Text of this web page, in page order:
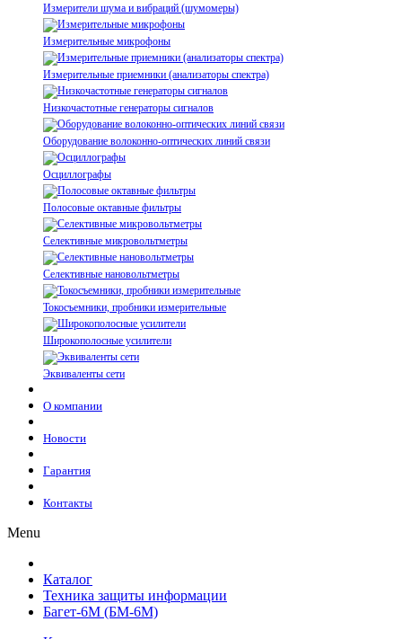
Измерители шума и вибраций (шумомеры)
Измерительные микрофоны
Измерительные приемники (анализаторы спектра)
Низкочастотные генераторы сигналов
Оборудование волоконно-оптических линий связи
Осциллографы
Полосовые октавные фильтры
Селективные микровольтметры
Селективные нановольтметры
Токосъемники, пробники измерительные
Широкополосные усилители
Эквиваленты сети
О компании
Новости
Гарантия
Контакты
Menu
Каталог
Техника защиты информации
Багет-6М (БМ-6М)